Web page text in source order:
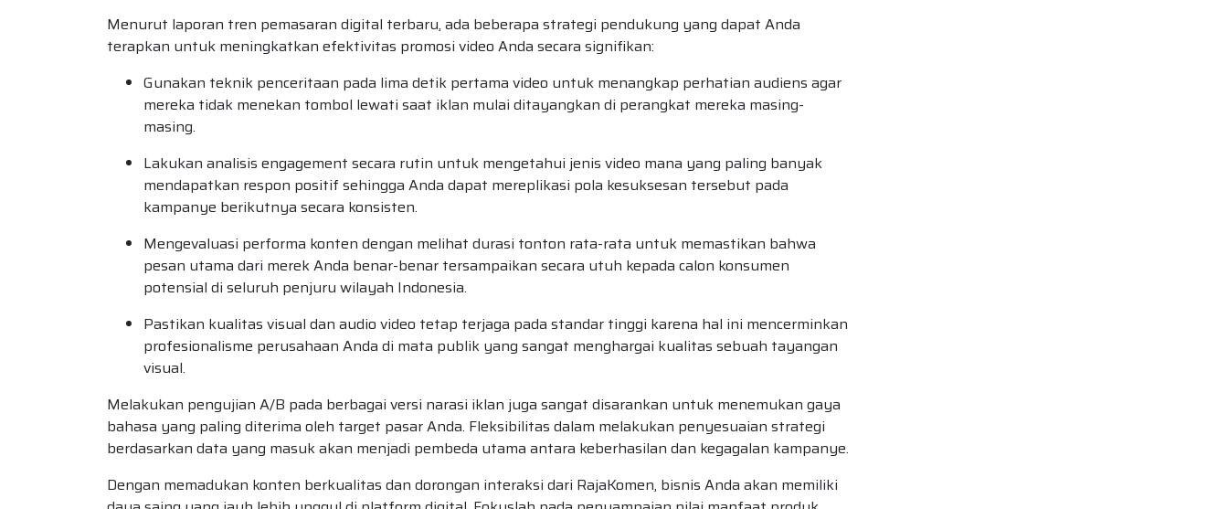
Menurut laporan tren pemasaran digital terbaru, ada beberapa strategi pendukung yang dapat Anda
terapkan untuk meningkatkan efektivitas promosi video Anda secara signifikan:
Gunakan teknik penceritaan pada lima detik pertama video untuk menangkap perhatian audiens agar
mereka tidak menekan tombol lewati saat iklan mulai ditayangkan di perangkat mereka masing-
masing.
Lakukan analisis engagement secara rutin untuk mengetahui jenis video mana yang paling banyak
mendapatkan respon positif sehingga Anda dapat mereplikasi pola kesuksesan tersebut pada
kampanye berikutnya secara konsisten.
Mengevaluasi performa konten dengan melihat durasi tonton rata-rata untuk memastikan bahwa
pesan utama dari merek Anda benar-benar tersampaikan secara utuh kepada calon konsumen
potensial di seluruh penjuru wilayah Indonesia.
Pastikan kualitas visual dan audio video tetap terjaga pada standar tinggi karena hal ini mencerminkan
profesionalisme perusahaan Anda di mata publik yang sangat menghargai kualitas sebuah tayangan
visual.
Melakukan pengujian A/B pada berbagai versi narasi iklan juga sangat disarankan untuk menemukan gaya
bahasa yang paling diterima oleh target pasar Anda. Fleksibilitas dalam melakukan penyesuaian strategi
berdasarkan data yang masuk akan menjadi pembeda utama antara keberhasilan dan kegagalan kampanye.
Dengan memadukan konten berkualitas dan dorongan interaksi dari RajaKomen, bisnis Anda akan memiliki